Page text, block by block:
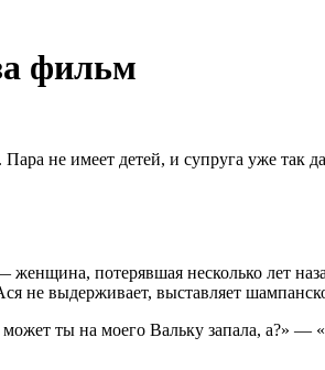
фильм
не имеет детей, и супруга уже так
потерявшая несколько лет
не выдерживает, выставляет
ты на моего Вальку запала, а?»